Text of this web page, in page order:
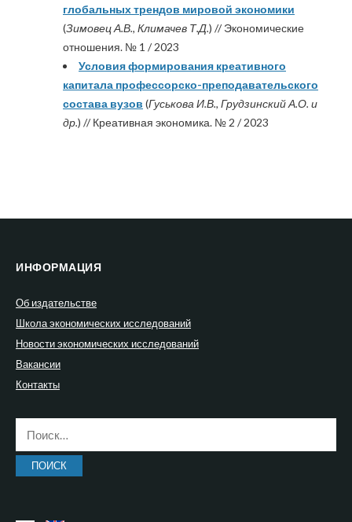
глобальных трендов мировой экономики
(Зимовец А.В., Климачев Т.Д.) // Экономические
отношения. № 1 / 2023
Условия формирования креативного
капитала профессорско-преподавательского
состава вузов (Гуськова И.В., Грудзинский А.О. и
др.) // Креативная экономика. № 2 / 2023
ИНФОРМАЦИЯ
Об издательстве
Школа экономических исследований
Новости экономических исследований
Вакансии
Контакты